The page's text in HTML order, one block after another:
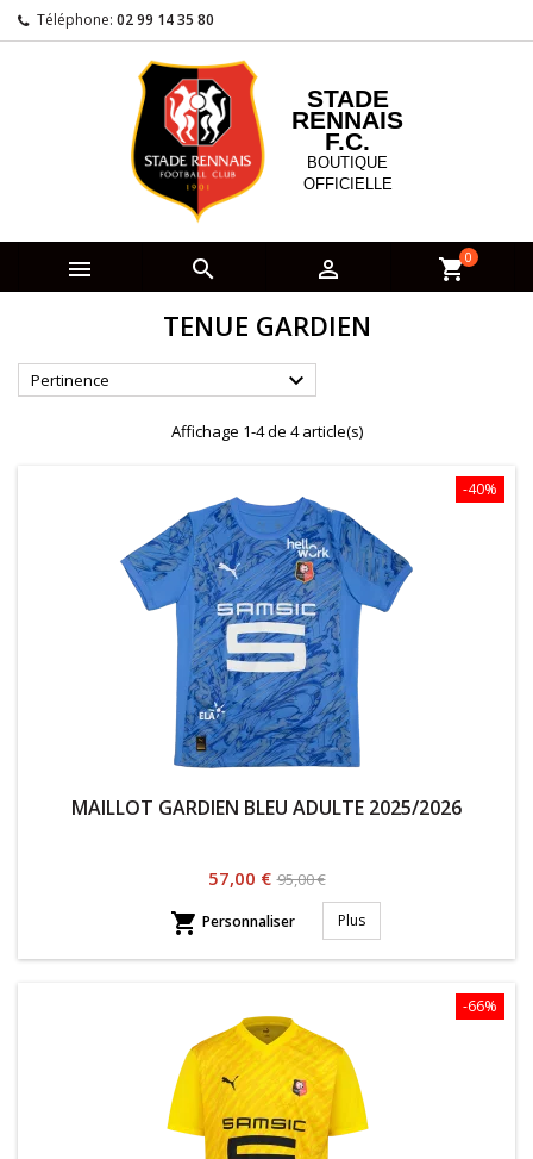
Téléphone: 02 99 14 35 80
STADE
RENNAIS
F.C.
BOUTIQUE
OFFICIELLE
   shopping_cart0
TENUE GARDIEN
Pertinence 
Affichage 1-4 de 4 article(s)
-40%
MAILLOT GARDIEN BLEU ADULTE 2025/2026
Prix
57,00 € Prix
habituel
95,00 €
 Personnaliser Plus
-66%